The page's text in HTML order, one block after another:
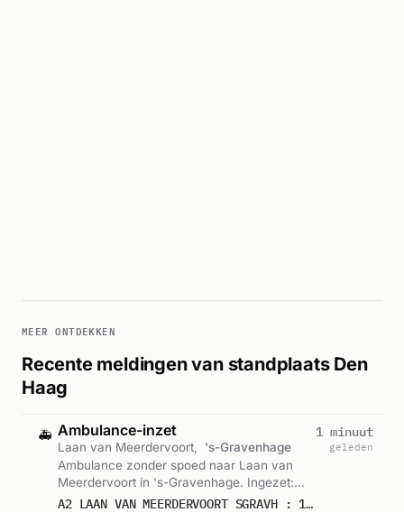
MEER ONTDEKKEN
Recente meldingen van standplaats Den
Haag
🚑 Ambulance-inzet
Laan van Meerdervoort,
's-Gravenhage
Ambulance zonder spoed naar Laan van
Meerdervoort in 's-Gravenhage. Ingezet:
Ambu 15-117. Gemeld om 11:15.
A2 LAAN VAN MEERDERVOORT SGRAVH : 15117
1 minuut
geleden